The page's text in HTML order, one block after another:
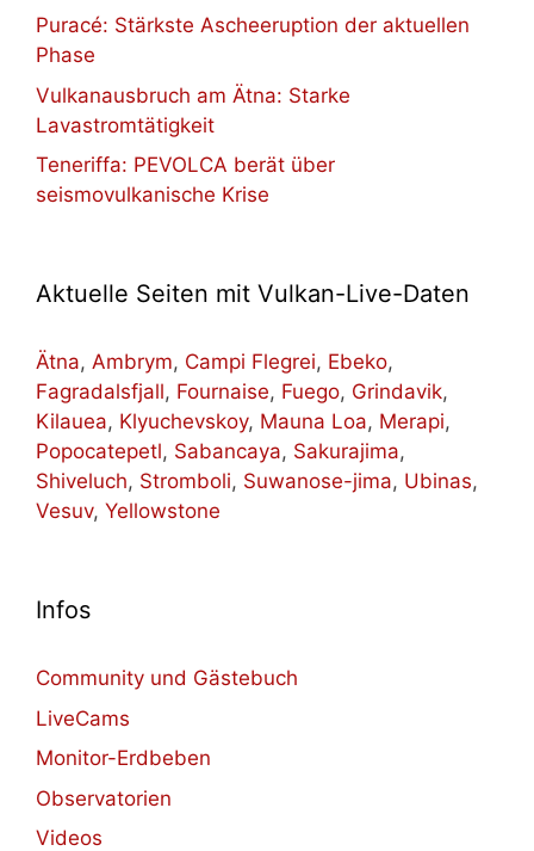
Puracé: Stärkste Ascheeruption der aktuellen
Phase
Vulkanausbruch am Ätna: Starke
Lavastromtätigkeit
Teneriffa: PEVOLCA berät über
seismovulkanische Krise
Aktuelle Seiten mit Vulkan-Live-Daten
Ätna, Ambrym, Campi Flegrei, Ebeko,
Fagradalsfjall, Fournaise, Fuego, Grindavik,
Kilauea, Klyuchevskoy, Mauna Loa, Merapi,
Popocatepetl, Sabancaya, Sakurajima,
Shiveluch, Stromboli, Suwanose-jima, Ubinas,
Vesuv, Yellowstone
Infos
Community und Gästebuch
LiveCams
Monitor-Erdbeben
Observatorien
Videos